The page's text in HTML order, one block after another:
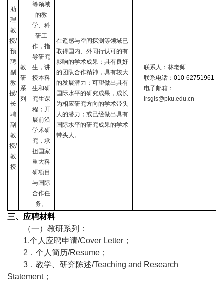
助
理
教
授/
预
聘
副
教
授/
长
聘
副
教
授/
教
授
教
研
系
列
等领域
的教
学、科
研工
作，指
导研究
生，讲
授本科
生和研
究生课
程；开
展前沿
学术研
究，承
担国家
重大科
研项目
与国际
合作任
务。
在遥感与空间探测等领域已
取得国内、外同行认可的有
影响的学术成果；具有良好
的团队合作精神，具有较大
的发展潜力；可望做出具有
国际水平的研究成果，成长
为相应研究方向的学术带头
人的潜力；或已经做出具有
国际水平的研究成果的学术
带头人。
联系人：林老师
联系电话： 010-62751961
电子邮箱：
irsgis@pku.edu.cn
三、应聘材料
（一）教研系列：
1.个人应聘申请/Cover Letter ；
2 ．个人简历/Resume ；
3 ．教学、研究陈述/Teaching and Research
Statement；